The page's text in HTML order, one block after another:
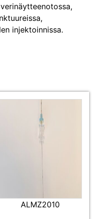
injektoinnissa.
ALMZ2010